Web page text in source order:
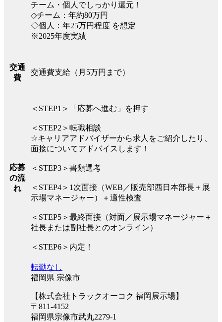
チーム・個人でしっかり還元！
◇チーム：年約80万円
◇個人：年25万円程度 を想定
※2025年度実績
交通
費
交通費支給（月5万円まで）
応募
の流
れ
＜STEP1＞「応募へ進む」を押す
＜STEP2＞転職相談
☆キャリアアドバイザーから求人をご紹介したり、
面接についてアドバイスします！
＜STEP3＞書類選考
＜STEP4＞1次面接（WEB／販売部西日本部長＋展
示場マネージャー）＋適性検査
＜STEP5＞最終面接（対面／展示場マネージャー＋
社長または副社長とのオンライン）
＜STEP6＞内定！
転勤なし
福岡県 宗像市
【株式会社トラックオーコク 福岡展示場】
〒811-4152
福岡県宗像市武丸2279-1